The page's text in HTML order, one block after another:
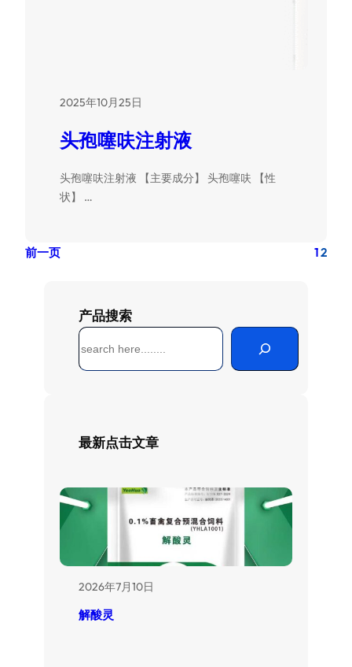
2025年10月25日
头孢噻呋注射液
头孢噻呋注射液 【主要成分】 头孢噻呋 【性
状】 …
前一页 12
产品搜索
搜
索
最新点击文章
2026年7月10日
解酸灵